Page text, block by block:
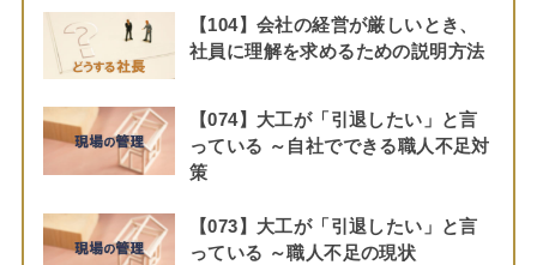
【104】会社の経営が厳しいとき、
社員に理解を求めるための説明方法
【074】大工が「引退したい」と言
っている ～自社でできる職人不足対
策
【073】大工が「引退したい」と言
っている ～職人不足の現状